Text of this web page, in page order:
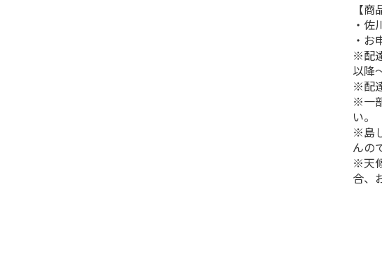
【
・佐
・お
※配
以降
※配
※一
い。
※島
んの
※天
合、